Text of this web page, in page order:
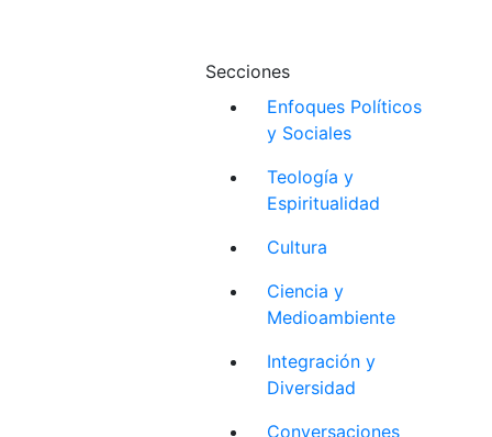
Secciones
Enfoques Políticos
y Sociales
Teología y
Espiritualidad
Cultura
Ciencia y
Medioambiente
Integración y
Diversidad
Conversaciones